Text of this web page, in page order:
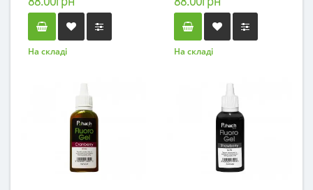
На складі На складі